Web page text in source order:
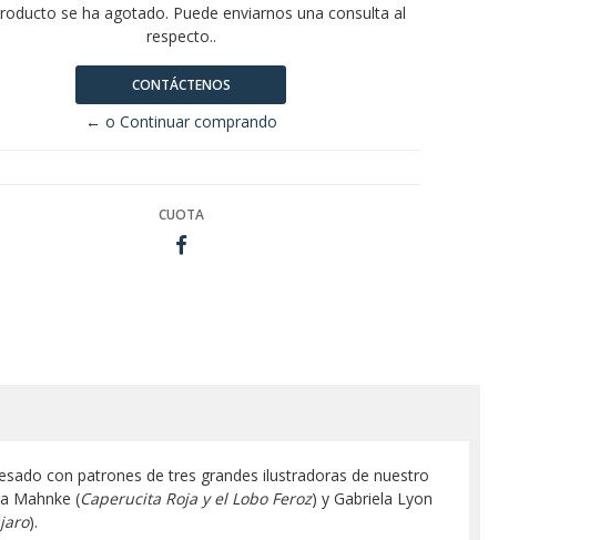
se ha agotado. Puede enviarnos una consulta al
respecto..
CONTÁCTENOS
← o Continuar comprando
CUOTA
con patrones de tres grandes ilustradoras de nuestro
Mahnke (Caperucita Roja y el Lobo Feroz) y Gabriela Lyon
).